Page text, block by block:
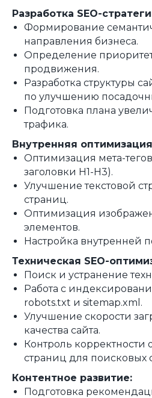
Разработка SEO-
Формирование
направления бизнеса.
Определение
продвижения.
Разработка структуры
по улучшению
Подготовка плана
трафика.
Внутренняя
Оптимизация мета-
заголовки H1-H3).
Улучшение текстовой
страниц.
Оптимизация
элементов.
Настройка внутренней
Техническая SEO-
Поиск и устранение
Работа с
robots.txt и sitemap.xml.
Улучшение скорости
качества сайта.
Контроль корректности
страниц для поисковых
Контентное развитие:
Подготовка